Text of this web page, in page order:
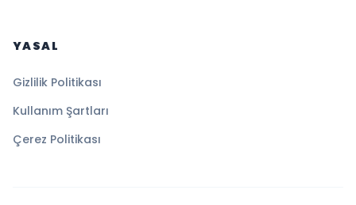
YASAL
Gizlilik Politikası
Kullanım Şartları
Çerez Politikası